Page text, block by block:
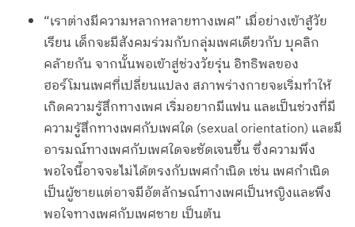
“เราต่างมีความหลากหลายทางเพศ” เมื่อย่างเข้าสู้วัย
เรียน เด็กจะมีสังคมร่วมกับกลุ่มเพศเดียวกับ บุคลิก
คล้ายกัน จากนั้นพอเข้าสู่ช่วงวัยรุ่น อิทธิพลของ
ฮอร์โมนเพศที่เปลี่ยนแปลง สภาพร่างกายจะเริ่มทำให้
เกิดความรู้สึกทางเพศ เริ่มอยากมีแฟน และเป็นช่วงที่มี
ความรู้สึกทางเพศกับเพศใด (sexual orientation) และมี
อารมณ์ทางเพศกับเพศใดจะชัดเจนขึ้น ซึ่งความพึง
พอใจนี้อาจจะไม่ได้ตรงกับเพศกำเนิด เช่น เพศกำเนิด
เป็นผู้ชายแต่อาจมีอัตลักษณ์ทางเพศเป็นหญิงและพึง
พอใจทางเพศกับเพศชาย เป็นต้น